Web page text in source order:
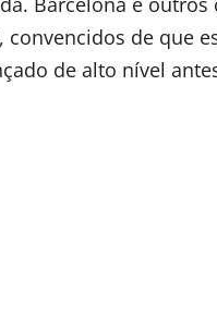
de que
de alto nível